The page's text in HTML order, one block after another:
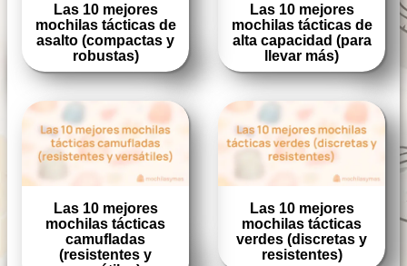
Las 10 mejores
mochilas tácticas de
asalto (compactas y
robustas)
Las 10 mejores
mochilas tácticas de
alta capacidad (para
llevar más)
Las 10 mejores
mochilas tácticas
camufladas
(resistentes y
Las 10 mejores
mochilas tácticas
verdes (discretas y
resistentes)